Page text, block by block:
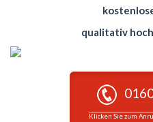
qualitativ
Klicken Sie zum